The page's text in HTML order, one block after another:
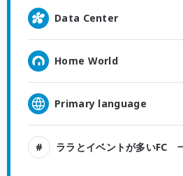
Data Center
Home World
Primary language
ララとイベントが多いFC